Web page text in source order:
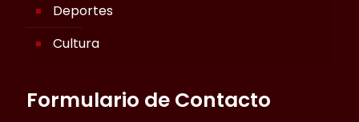
Deportes
Cultura
Formulario de Contacto